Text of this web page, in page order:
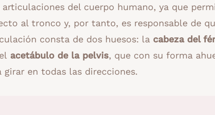
del cuerpo humano, ya que
al tronco y, por tanto, es responsable de
consta de dos huesos: la cabeza del
acetábulo de la pelvis, que con su forma
girar en todas las direcciones.